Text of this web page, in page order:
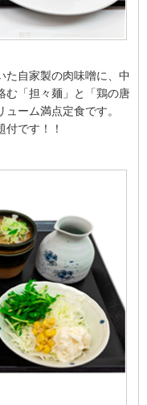
た自家製の肉味噌に、中
む「担々麺」と「鶏の唐
ーム満点定食です。
です！！